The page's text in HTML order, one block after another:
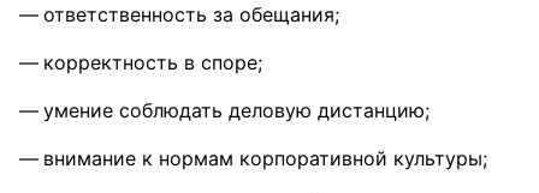
ответственность за обещания;
корректность в споре;
умение соблюдать деловую дистанцию;
внимание к нормам корпоративной культуры;